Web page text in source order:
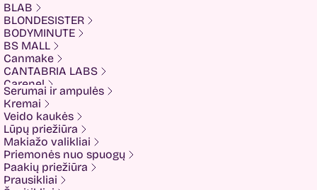
BLAB
BLONDESISTER
BODYMINUTE
BS MALL
Canmake
CANTABRIA LABS
Carenel
CHALURE
Cherubs
Cliniccare
COSRX
COTRIL
COVEDERM
Crazy Hair
Dalton
Serumai ir ampulės
Kremai
Veido kaukės
Lūpų priežiūra
Makiažo valikliai
Priemonės nuo spuogų
Paakių priežiūra
Prausikliai